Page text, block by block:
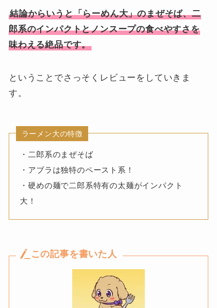
結論からいうと「らーめん大」のまぜそば、二
郎系のインパクトとノンスープの食べやすさを
味わえる絶品です。
ということでさっそくレビューをしていきま
す。
ラーメン大の特徴
・二郎系のまぜそば
・アブラは独特のペースト系！
・硬めの麺で二郎系特有の太麺がインパクト
大！
この記事を書いた人